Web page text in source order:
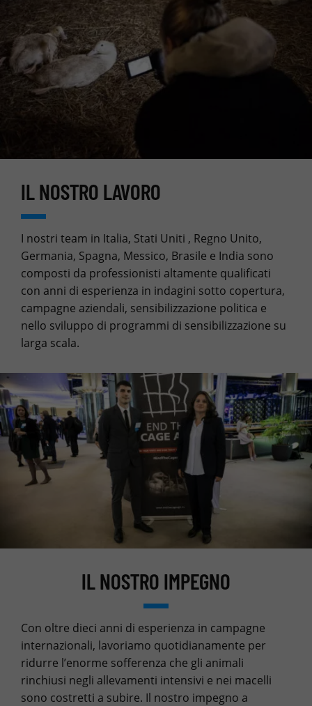
IL NOSTRO LAVORO
I nostri team in Italia, Stati Uniti , Regno Unito,
Germania, Spagna, Messico, Brasile e India sono
composti da professionisti altamente qualificati
con anni di esperienza in indagini sotto copertura,
campagne aziendali, sensibilizzazione politica e
nello sviluppo di programmi di sensibilizzazione su
larga scala.
IL NOSTRO IMPEGNO
Con oltre dieci anni di esperienza in campagne
internazionali, lavoriamo quotidianamente per
ridurre l’enorme sofferenza che gli animali
rinchiusi negli allevamenti intensivi e nei macelli
sono costretti a subire. Il nostro impegno a